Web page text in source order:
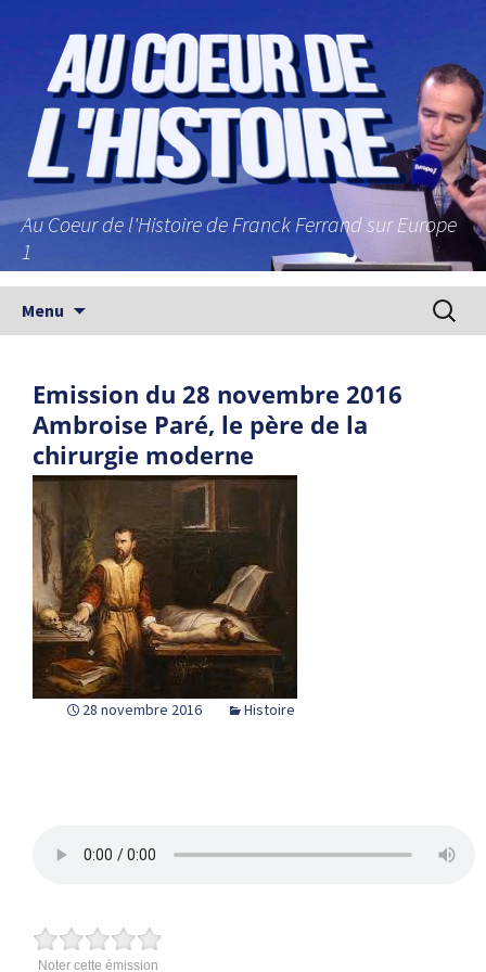
Au Coeur de l'Histoire de Franck Ferrand sur Europe
1
Menu
Emission du 28 novembre 2016
Ambroise Paré, le père de la
chirurgie moderne
28 novembre 2016 Histoire
Noter cette émission